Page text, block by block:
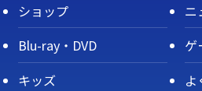
ショップ
ニ
Blu-ray・DVD
ゲ
キッズ
よ